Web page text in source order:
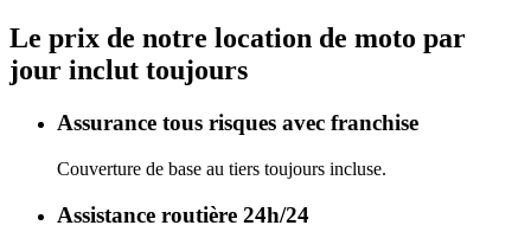
Le prix de notre location de moto par
jour inclut toujours
Assurance tous risques avec franchise
Couverture de base au tiers toujours incluse.
Assistance routière 24h/24